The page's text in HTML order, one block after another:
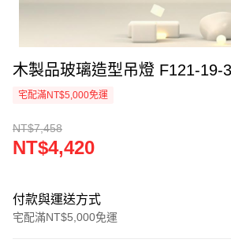
木製品玻璃造型吊燈 F121-19-
宅配滿NT$5,000免運
NT$7,458
NT$4,420
付款與運送方式
宅配滿NT$5,000免運